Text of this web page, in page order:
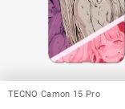
TECNO Camon 15 Pro